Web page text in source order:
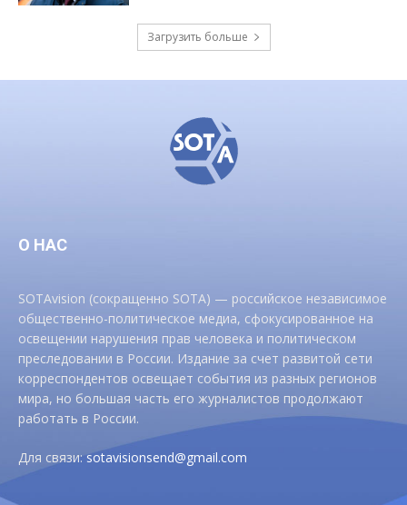
Загрузить больше
О НАС
SOTAvision (сокращенно SOTA) — российское независимое
общественно-политическое медиа, сфокусированное на
освещении нарушения прав человека и политическом
преследовании в России. Издание за счет развитой сети
корреспондентов освещает события из разных регионов
мира, но большая часть его журналистов продолжают
работать в России.
Для связи:sotavisionsend@gmail.com